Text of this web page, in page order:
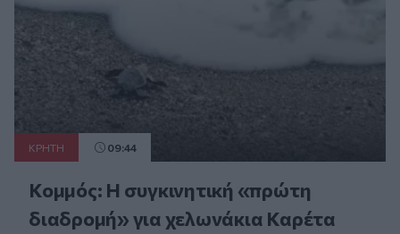
ΚΡΗΤΗ 09:44
Κομμός: Η συγκινητική «πρώτη
διαδρομή» για χελωνάκια Καρέτα